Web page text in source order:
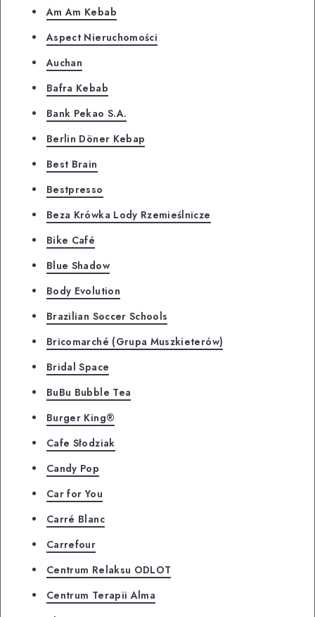
Am Am Kebab
Aspect Nieruchomości
Auchan
Bafra Kebab
Bank Pekao S.A.
Berlin Döner Kebap
Best Brain
Bestpresso
Beza Krówka Lody Rzemieślnicze
Bike Café
Blue Shadow
Body Evolution
Brazilian Soccer Schools
Bricomarché (Grupa Muszkieterów)
Bridal Space
BuBu Bubble Tea
Burger King®
Cafe Słodziak
Candy Pop
Car for You
Carré Blanc
Carrefour
Centrum Relaksu ODLOT
Centrum Terapii Alma